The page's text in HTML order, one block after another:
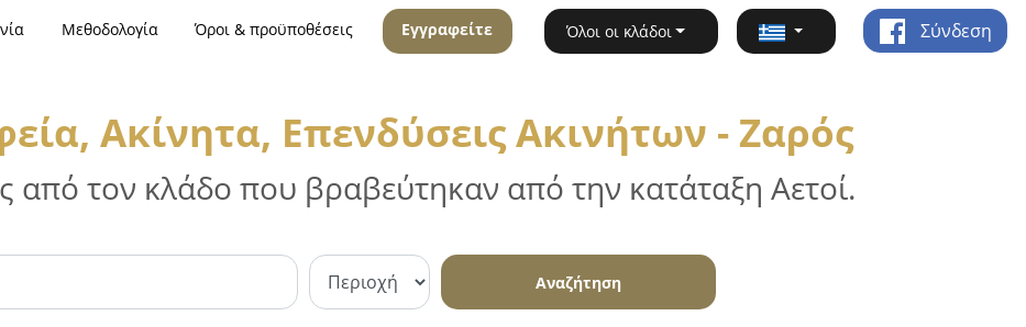
Μεθοδολογία Όροι & προϋποθέσεις Εγγραφείτε Όλοι οι κλάδοι Σύνδεση
Ακίνητα, Επενδύσεις Ακινήτων - Ζαρός
από τον κλάδο που βραβεύτηκαν από την κατάταξη Αετοί.
Αναζήτηση